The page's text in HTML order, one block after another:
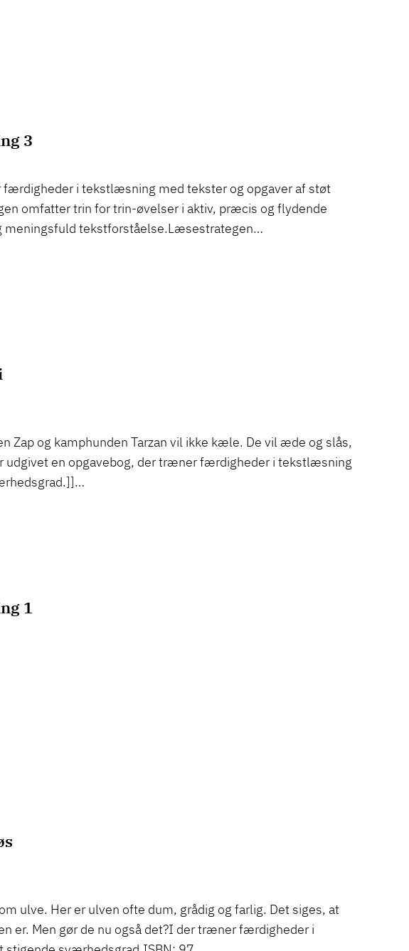
3
i tekstlæsning med tekster og opgaver af støt
omfatter trin for trin-øvelser i aktiv, præcis og flydende
tekstforståelse.Læsestrategen…
Zap og kamphunden Tarzan vil ikke kæle. De vil æde og slås,
udgivet en opgavebog, der træner færdigheder i tekstlæsning
1
ulve. Her er ulven ofte dum, grådig og farlig. Det siges, at
er. Men gør de nu også det?I der træner færdigheder i